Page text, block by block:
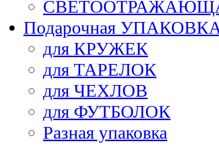
Подарочная
для КРУЖЕК
для ТАРЕЛОК
для ЧЕХЛОВ
для ФУТБОЛОК
Разная упаковка